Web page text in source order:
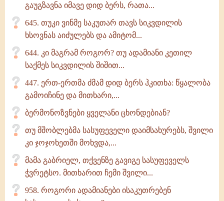
გაუგზავნა იმავე დიდ ბერს, რათა...
645. თუკი ვინმე საკუთარ თავს სიკვდილის
ხსოვნას აიძულებს და ამიტომ...
644. კი მაგრამ როგორ? თუ ადამიანი კეთილ
საქმეს სიკვდილის შიშით...
447. ერთ-ერთმა ძმამ დიდ ბერს ჰკითხა: წყალობა
გამოიჩინე და მითხარი,...
ბერმონოზვნები ყველანი ცხონდებიან?
თუ მშობლებმა სასუფეველი დაიმსახურებს, შვილი
კი ჯოჯოხეთში მოხვდა,...
მამა გაბრიელ, თქვენზე გავიგე სასუფეველს
ჭვრეტსო. მითხარით ჩემი შვილი...
958. როგორი ადამიანები ისაკუთრებენ